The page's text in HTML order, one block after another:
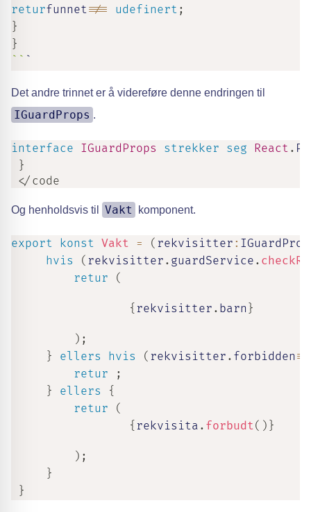
returfunnet!== udefinert ;
}
}
Det andre trinnet er å videreføre denne endringen til
IGuardProps .
interface IGuardProps strekker seg React .
}
</code
Og henholdsvis til Vakt komponent.
export konst Vakt = ( rekvisitter :
hvis
( rekvisitter . guardService .
retur
(
{ rekvisitter . barn }
) ;
}
ellers hvis ( rekvisitter . forbidden
retur
;
}
ellers
{
retur
(
{ rekvisita . forbudt( ) }
) ;
}
}